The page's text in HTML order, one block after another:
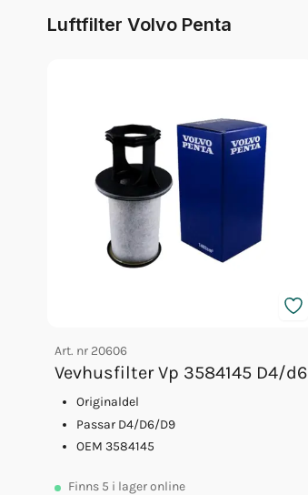
Luftfilter Volvo Penta
Art. nr 20606
Vevhusfilter Vp 3584145 D4/d6
Originaldel
Passar D4/D6/D9
OEM 3584145
Finns 5 i lager online